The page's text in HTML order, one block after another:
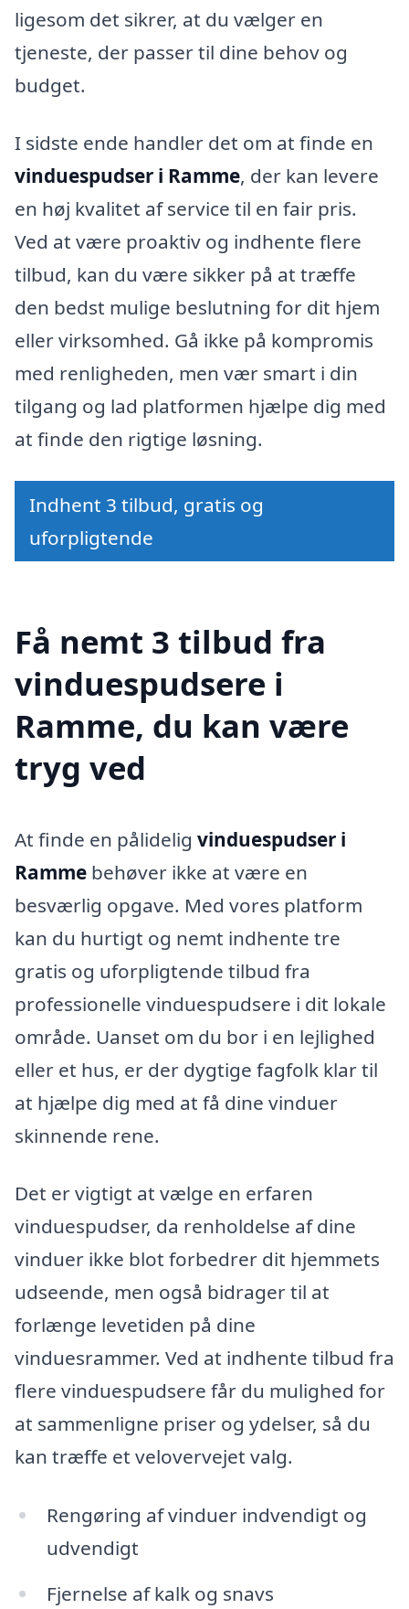
ligesom det sikrer, at du vælger en
tjeneste, der passer til dine behov og
budget.
I sidste ende handler det om at finde en
vinduespudser i Ramme, der kan levere
en høj kvalitet af service til en fair pris.
Ved at være proaktiv og indhente flere
tilbud, kan du være sikker på at træffe
den bedst mulige beslutning for dit hjem
eller virksomhed. Gå ikke på kompromis
med renligheden, men vær smart i din
tilgang og lad platformen hjælpe dig med
at finde den rigtige løsning.
Indhent 3 tilbud, gratis og
uforpligtende
Få nemt 3 tilbud fra
vinduespudsere i
Ramme, du kan være
tryg ved
At finde en pålidelig vinduespudser i
Ramme behøver ikke at være en
besværlig opgave. Med vores platform
kan du hurtigt og nemt indhente tre
gratis og uforpligtende tilbud fra
professionelle vinduespudsere i dit lokale
område. Uanset om du bor i en lejlighed
eller et hus, er der dygtige fagfolk klar til
at hjælpe dig med at få dine vinduer
skinnende rene.
Det er vigtigt at vælge en erfaren
vinduespudser, da renholdelse af dine
vinduer ikke blot forbedrer dit hjemmets
udseende, men også bidrager til at
forlænge levetiden på dine
vinduesrammer. Ved at indhente tilbud fra
flere vinduespudsere får du mulighed for
at sammenligne priser og ydelser, så du
kan træffe et velovervejet valg.
Rengøring af vinduer indvendigt og
udvendigt
Fjernelse af kalk og snavs